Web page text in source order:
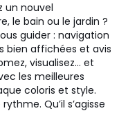
un nouvel
le bain ou le jardin ?
guider : navigation
bien affichées et avis
visualisez… et
les meilleures
coloris et style.
Qu’il s’agisse